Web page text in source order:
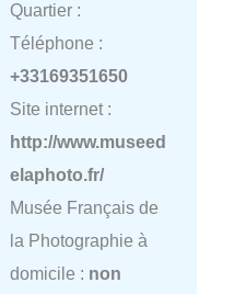
Quartier :
Téléphone :
+33169351650
Site internet :
http://www.museed
elaphoto.fr/
Musée Français de
la Photographie à
domicile : non